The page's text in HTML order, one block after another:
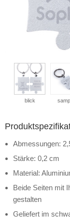
blick
Abmessungen:
Stärke: 0,2 cm
Material:
Beide Seiten mit
gestalten
Geliefert im